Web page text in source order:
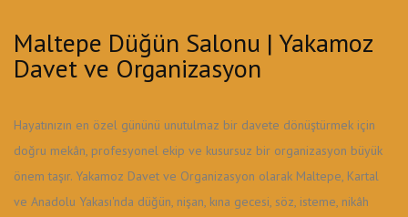
Maltepe Düğün Salonu | Yakamoz
Davet ve Organizasyon
Hayatınızın en özel gününü unutulmaz bir davete dönüştürmek için
doğru mekân, profesyonel ekip ve kusursuz bir organizasyon büyük
önem taşır. Yakamoz Davet ve Organizasyon olarak Maltepe, Kartal
ve Anadolu Yakası'nda düğün, nişan, kına gecesi, söz, isteme, nikâh